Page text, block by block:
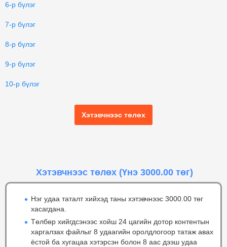
6-р бүлэг
7-р бүлэг
8-р бүлэг
9-р бүлэг
10-р бүлэг
Хэтэвчнээс төлөх
Хэтэвчнээс төлөх (Үнэ 3000.00 төг)
Нэг удаа таталт хийхэд таны хэтэвчнээс 3000.00 төг
хасагдана.
Төлбөр хийгдсэнээс хойш 24 цагийн дотор контентын
харгалзах файлыг 8 удаагийн оролдлогоор татаж авах
ёстой ба хугацаа хэтэрсэн болон 8 аас дээш удаа